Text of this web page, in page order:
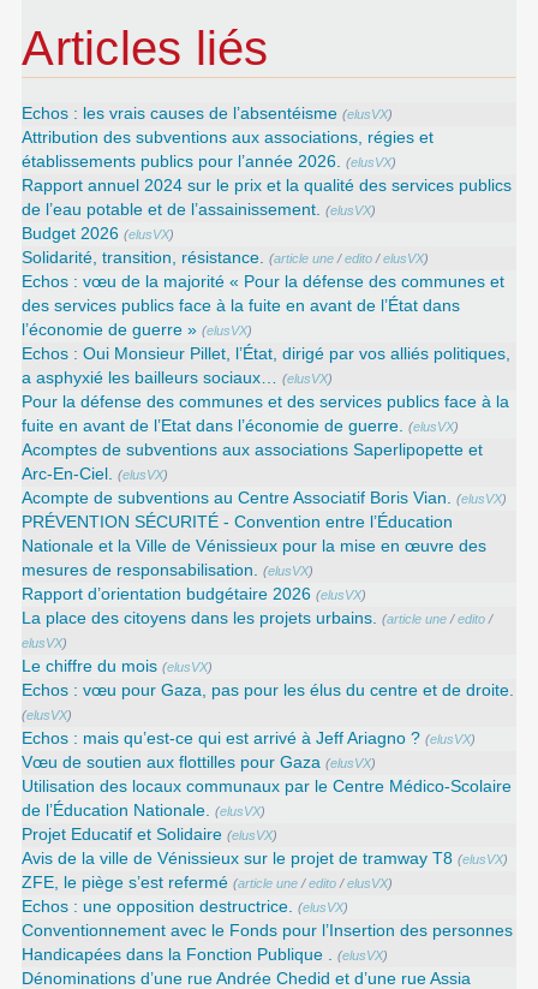
Articles liés
Echos : les vrais causes de l’absentéisme (elusVX)
Attribution des subventions aux associations, régies et
établissements publics pour l’année 2026. (elusVX)
Rapport annuel 2024 sur le prix et la qualité des services publics
de l’eau potable et de l’assainissement. (elusVX)
Budget 2026 (elusVX)
Solidarité, transition, résistance. (article une /edito /elusVX)
Echos : vœu de la majorité « Pour la défense des communes et
des services publics face à la fuite en avant de l’État dans
l’économie de guerre » (elusVX)
Echos : Oui Monsieur Pillet, l’État, dirigé par vos alliés politiques,
a asphyxié les bailleurs sociaux… (elusVX)
Pour la défense des communes et des services publics face à la
fuite en avant de l’Etat dans l’économie de guerre. (elusVX)
Acomptes de subventions aux associations Saperlipopette et
Arc-En-Ciel. (elusVX)
Acompte de subventions au Centre Associatif Boris Vian. (elusVX)
PRÉVENTION SÉCURITÉ - Convention entre l’Éducation
Nationale et la Ville de Vénissieux pour la mise en œuvre des
mesures de responsabilisation. (elusVX)
Rapport d’orientation budgétaire 2026 (elusVX)
La place des citoyens dans les projets urbains. (article une /edito /
elusVX)
Le chiffre du mois (elusVX)
Echos : vœu pour Gaza, pas pour les élus du centre et de droite.
(elusVX)
Echos : mais qu’est-ce qui est arrivé à Jeff Ariagno ? (elusVX)
Vœu de soutien aux flottilles pour Gaza (elusVX)
Utilisation des locaux communaux par le Centre Médico-Scolaire
de l’Éducation Nationale. (elusVX)
Projet Educatif et Solidaire (elusVX)
Avis de la ville de Vénissieux sur le projet de tramway T8 (elusVX)
ZFE, le piège s’est refermé (article une /edito /elusVX)
Echos : une opposition destructrice. (elusVX)
Conventionnement avec le Fonds pour l’Insertion des personnes
Handicapées dans la Fonction Publique . (elusVX)
Dénominations d’une rue Andrée Chedid et d’une rue Assia